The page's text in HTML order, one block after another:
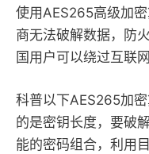
使用AES265高级加
商无法破解数据，防
国用户可以绕过互联
科普以下AES265加
的是密钥长度，要破
能的密码组合，利用